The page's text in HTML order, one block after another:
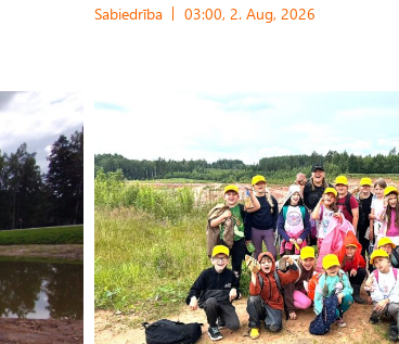
Sabiedrība 03:00, 2. Aug, 2026